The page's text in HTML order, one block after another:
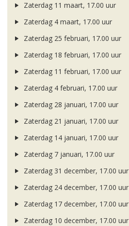
Zaterdag 11 maart, 17.00 uur
Zaterdag 4 maart, 17.00 uur
Zaterdag 25 februari, 17.00 uur
Zaterdag 18 februari, 17.00 uur
Zaterdag 11 februari, 17.00 uur
Zaterdag 4 februari, 17.00 uur
Zaterdag 28 januari, 17.00 uur
Zaterdag 21 januari, 17.00 uur
Zaterdag 14 januari, 17.00 uur
Zaterdag 7 januari, 17.00 uur
Zaterdag 31 december, 17.00 uur
Zaterdag 24 december, 17.00 uur
Zaterdag 17 december, 17.00 uur
Zaterdag 10 december, 17.00 uur